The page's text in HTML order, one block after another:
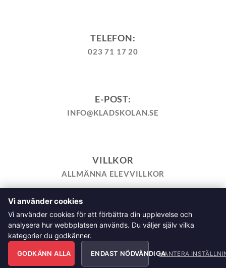
TELEFON:
023 71 17 20
E-POST:
INFO@KLADSKOLAN.SE
VILLKOR
ALLMÄNNA ELEVVILLKOR
TILL KASSAN VARUKORG
HEMSIDEPOLICY
COOKIEPOLICY
INTEGRITETSPOLICY
ALLMÄNNA FRÅGOR OM VÅRA KURSER I SÖMNAD OCH
TILLSKÄRNING
Klädskolan Sverige AB, Åsgatan 35, 791 71 Falun Copyright
Vi använder cookies
Vi använder cookies för att förbättra din upplevelse och
analysera hur webbplatsen används. Du väljer själv vilka
kategorier du godkänner.
GODKÄNN ALLA ENDAST NÖDVÄNDIGAHANTERA